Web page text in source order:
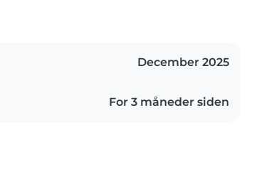
December 2025
For 3 måneder siden